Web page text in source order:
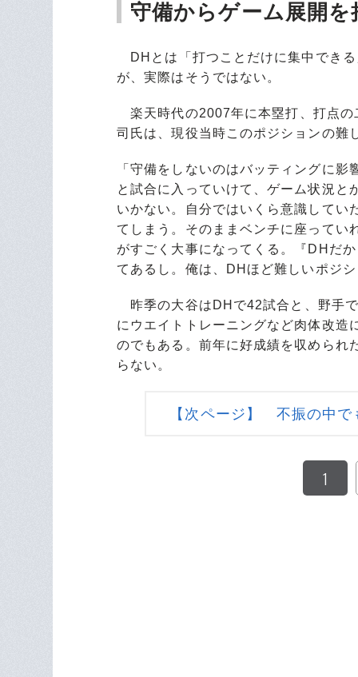
守備からゲーム展開を
DHとは「打つことだけに集中でき
が、実際はそうではない。
楽天時代の2007年に本塁打、打点の
司氏は、現役当時このポジションの難
「守備をしないのはバッティングに
と試合に入っていけて、ゲーム状況と
いかない。自分ではいくら意識してい
てしまう。そのままベンチに座ってい
がすごく大事になってくる。『DHだ
てあるし。俺は、DHほど難しいポジ
昨季の大谷はDHで42試合と、野手
にウエイトトレーニングなど肉体改造
のでもある。前年に好成績を収められ
らない。
【次ページ】 不振の中で
1